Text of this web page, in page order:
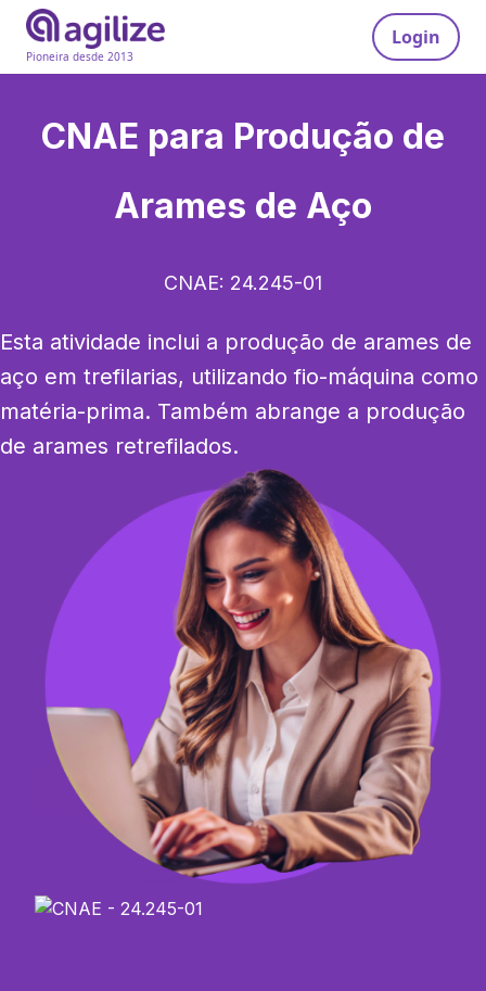
Pioneira desde 2013
Login
CNAE para Produção de
Arames de Aço
CNAE: 24.245-01
Esta atividade inclui a produção de arames de
aço em trefilarias, utilizando fio-máquina como
matéria-prima. Também abrange a produção
de arames retrefilados.